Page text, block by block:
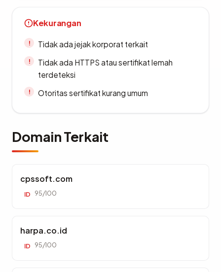
Kekurangan
Tidak ada jejak korporat terkait
Tidak ada HTTPS atau sertifikat lemah
terdeteksi
Otoritas sertifikat kurang umum
Domain Terkait
cpssoft.com
ID 95/100
harpa.co.id
ID 95/100